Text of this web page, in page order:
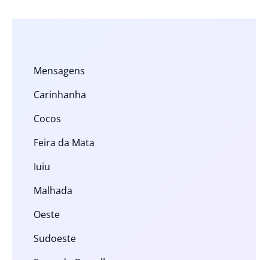
Mensagens
Carinhanha
Cocos
Feira da Mata
Iuiu
Malhada
Oeste
Sudoeste